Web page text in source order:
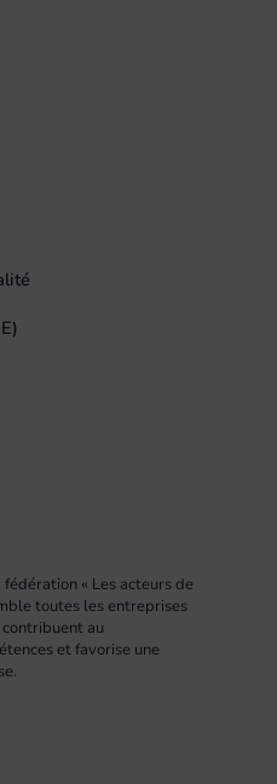
fédération « Les acteurs de
toutes les entreprises
au
et favorise une